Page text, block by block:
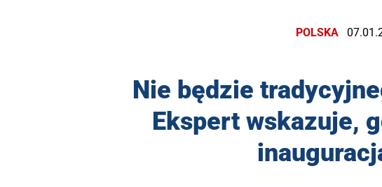
POLSKA
Nie będzie
Ekspert wskazuje,